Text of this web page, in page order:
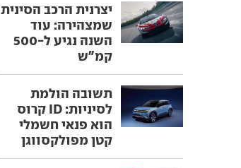
יצרנית הרכב הסינית
שמצהירה: עוד
השנה נגיע ל-500
קמ"ש
תשובה הולמת
לסיניות: ID קרוס
הוא פנאי חשמלי
קטן מפולקסווגן